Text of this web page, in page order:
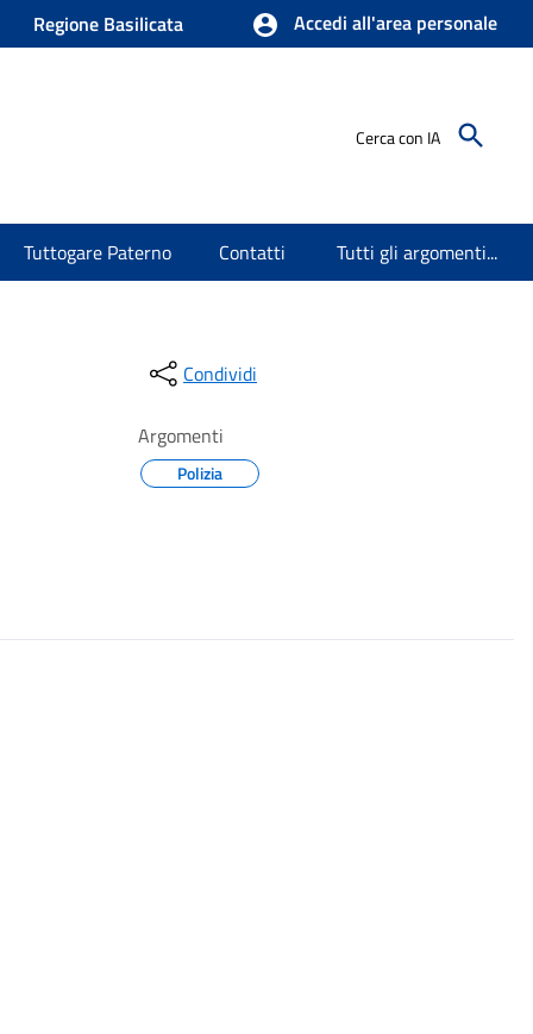
Regione Basilicata Accedi all'area personale
Cerca con IA
Tuttogare Paterno Contatti Tutti gli argomenti...
Condividi
Argomenti
Polizia